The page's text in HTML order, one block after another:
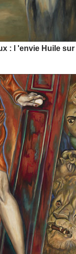
: l 'envie Huile sur